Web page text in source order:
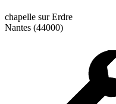
chapelle sur Erdre
Nantes (44000)